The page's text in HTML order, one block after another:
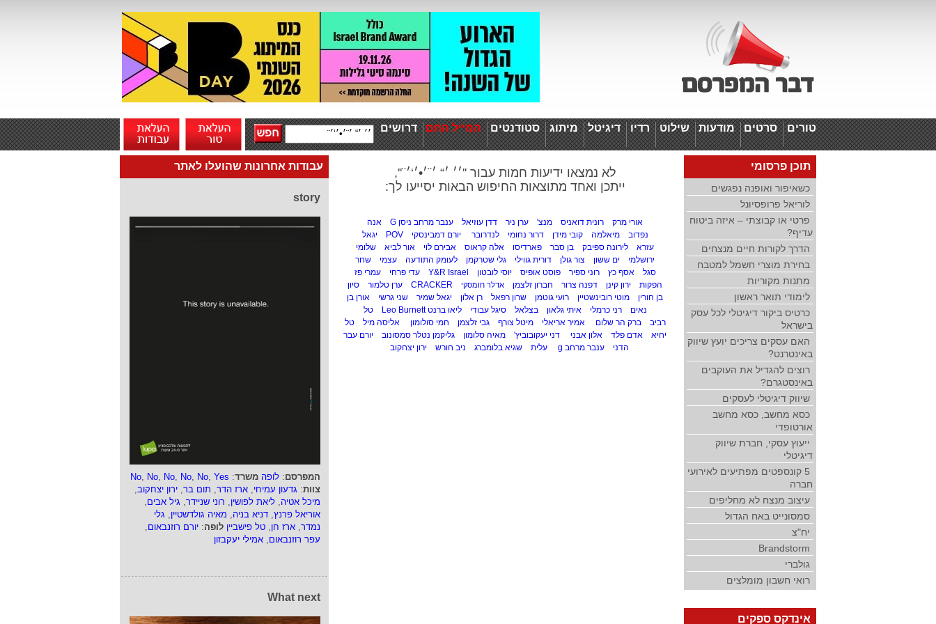
טורים סרטים מודעות שילוט רדיו דיגיטל מיתוג סטודנטים המייל החם דרושים
עבודות אחרונות שהועלו לאתר
story
המפרסם: לופה משרד:
No, No, No, No, No, Yes
צוות: גדעון עמיחי, ארז הדר, תום בר, ירון יצחקוב,
מיכל אטיה, ליאת לפושין, רוני שניידר, גיל אבים,
אוריאל פרנץ, דניא בניה, מאיה גולדשטיין, גלי
נמדר, ארז חן, טל פישביין לופה: יורם רוזנבאום,
עפר רוזנבאום, אמילי יעקבזון
What next
לא נמצאו ידיעות חמות עבור ''׳׳ ׳“ ׳¨׳•׳‘׳¨'',
ייתכן ואחד מתוצאות החיפוש הבאות יסייעו לך:
אורי מרק רונית דואניס מנצ' ערן ניר דדן עוזיאל ענבר מרחב ניסן G
אנה
נפדוב
מיאלמה קובי מידן דרור נחומי לנדרובר יורם דמבינסקי POV
יגאל
עזרא
לירונה ספיבק בן סבר פארדיסו אלה קראוס אבירם לוי אור לביא
שלומי
ירושלמי
ים ששון צור גולן דורית גווילי גלי שטרקמן לעומק התודעה עצמי
שחר
סגל
אסף כץ רוני ספיר פוסט אופיס יוסי לובטון Y&R Israel עדי פרחי
עמרי פז
הפקות
ירון קינן דפנה צרור חברון זלצמן אדלר חומסקי CRACKER ערן טלמור
סיון
בן חורין
מוטי רובינשטיין רועי גוטמן שרון רפאל רן אלון יגאל שמיר שני גרשי
אורן בן
נאים
רני כרמלי איתי גלאון בצלאל סיגל עבודי ליאו ברנט Leo Burnett
טל
רביב
ברק הר שלום אמיר אריאלי מיטל צורף גבי זלצמן חמי סולומון אליסה מיל
טל
יחיא
אדם פלד אלון אבני דני יעקובוביץ' מאיה סלומון גליקמן נטלר סמסונוב
יורם עבר
הדני
ענבר מרחב g עלית שגיא בלומברג ניב חורש ירון יצחקוב
תוכן פרסומי
כשאיפור ואופנה נפגשים
לוריאל פרופסיונל
פרטי או קבוצתי – איזה ביטוח
עדיף?
הדרך לקורות חיים מנצחים
בחירת מוצרי חשמל למטבח
מתנות מקוריות
לימודי תואר ראשון
כרטיס ביקור דיגיטלי לכל עסק
בישראל
האם עסקים צריכים יועץ שיווק
באינטרנט?
רוצים להגדיל את העוקבים
באינסטגרם?
שיווק דיגיטלי לעסקים
כסא מחשב, כסא מחשב
אורטופדי
ייעוץ עסקי, חברת שיווק
דיגיטלי
5 קונספטים מפתיעים לאירועי
חברה
עיצוב מנצח לא מחליפים
סמסונייט באח הגדול
יח"צ
Brandstorm
גולברי
רואי חשבון מומלצים
אינדקס ספקים